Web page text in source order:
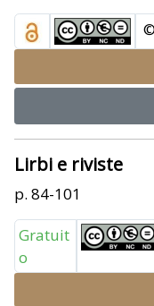
Lirbi e riviste
p. 84-101
Gratuit
o